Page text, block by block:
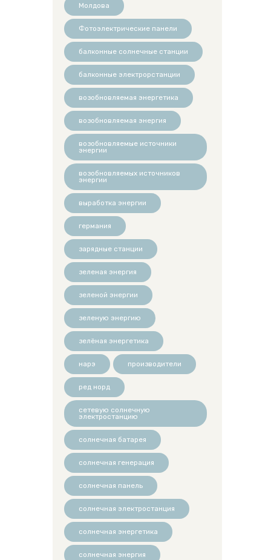
Молдова
Фотоэлектрические панели
балконные солнечные станции
балконные электрорстанции
возобновляемая энергетика
возобновляемая энергия
возобновляемые источники
энергии
возобновляемых источников
энергии
выработка энергии
германия
зарядные станции
зеленая энергия
зеленой энергии
зеленую энергию
зелёная энергетика
нарэ производители
ред норд
сетевую солнечную
электростанцию
солнечная батарея
солнечная генерация
солнечная панель
солнечная электростанция
солнечная энергетика
солнечная энергия